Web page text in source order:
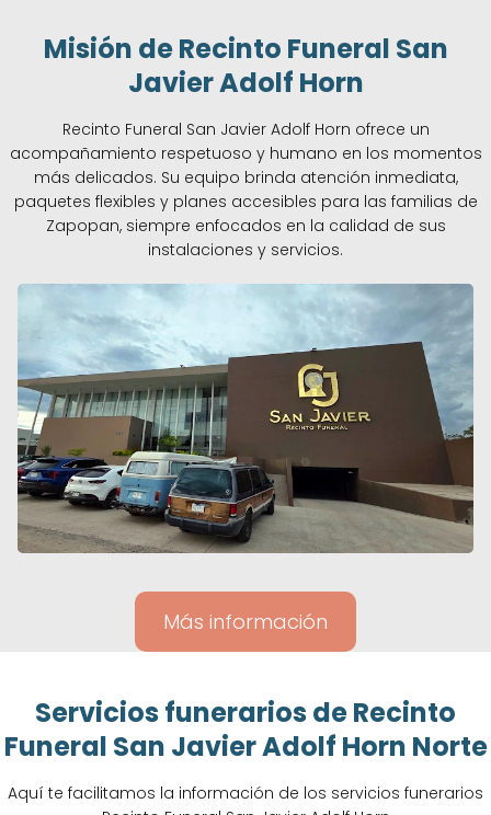
Misión de Recinto Funeral San
Javier Adolf Horn
Recinto Funeral San Javier Adolf Horn ofrece un
acompañamiento respetuoso y humano en los momentos
más delicados. Su equipo brinda atención inmediata,
paquetes flexibles y planes accesibles para las familias de
Zapopan, siempre enfocados en la calidad de sus
instalaciones y servicios.
Más información
Servicios funerarios de Recinto
Funeral San Javier Adolf Horn Norte
Aquí te facilitamos la información de los servicios funerarios